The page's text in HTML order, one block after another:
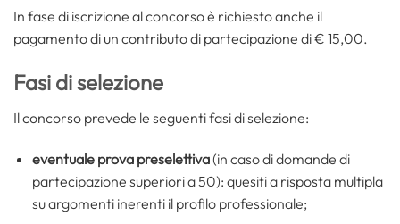
In fase di iscrizione al concorso è richiesto anche il
pagamento di un contributo di partecipazione di € 15,00.
Fasi di selezione
Il concorso prevede le seguenti fasi di selezione:
eventuale prova preselettiva(in caso di domande di
partecipazione superiori a 50): quesiti a risposta multipla
su argomenti inerenti il profilo professionale;